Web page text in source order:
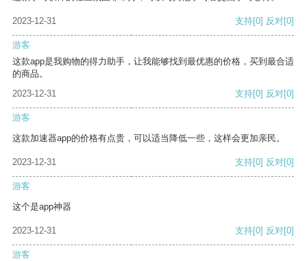
2023-12-31 支持[0] 反对[0]
游客
这款app是我购物的得力助手，让我能够找到最优惠的价格，买到最合适
的商品。
2023-12-31
支持[0] 反对[0]
游客
这款加速器app的价格有点贵，可以适当降低一些，这样会更加亲民。
2023-12-31 支持[0] 反对[0]
游客
这个是app神器
2023-12-31 支持[0] 反对[0]
游客